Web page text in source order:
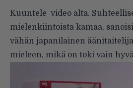
Kuuntele video alta.
mielenkiintoista kamaa,
vähän japanilainen äänitaitelija
mieleen, mikä on toki vain